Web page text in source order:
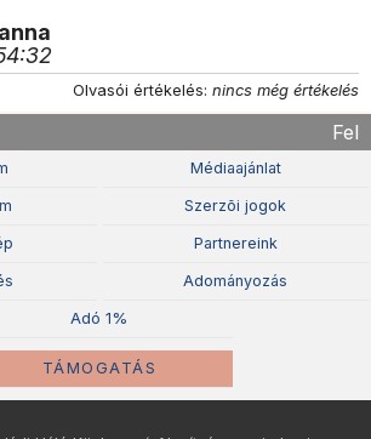
Olvasói értékelés: nincs még értékelés
Fel
Médiaajánlat
Szerzõi jogok
Partnereink
Adományozás
Adó 1%
TÁMOGATÁS